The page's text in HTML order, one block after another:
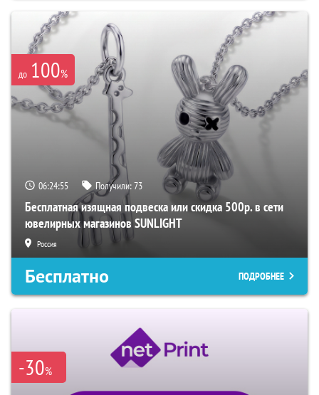
до 100%
06:24:54 Получили:73
Бесплатная изящная подвеска или скидка 500р. в сети
ювелирных магазинов SUNLIGHT
Россия
Бесплатно ПОДРОБНЕЕ
-30%